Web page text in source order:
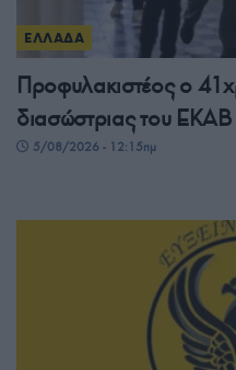
ΕΛΛΑΔΑ
Προφυλακιστέος ο
διασώστριας του
5/08/2026 - 12:15πμ